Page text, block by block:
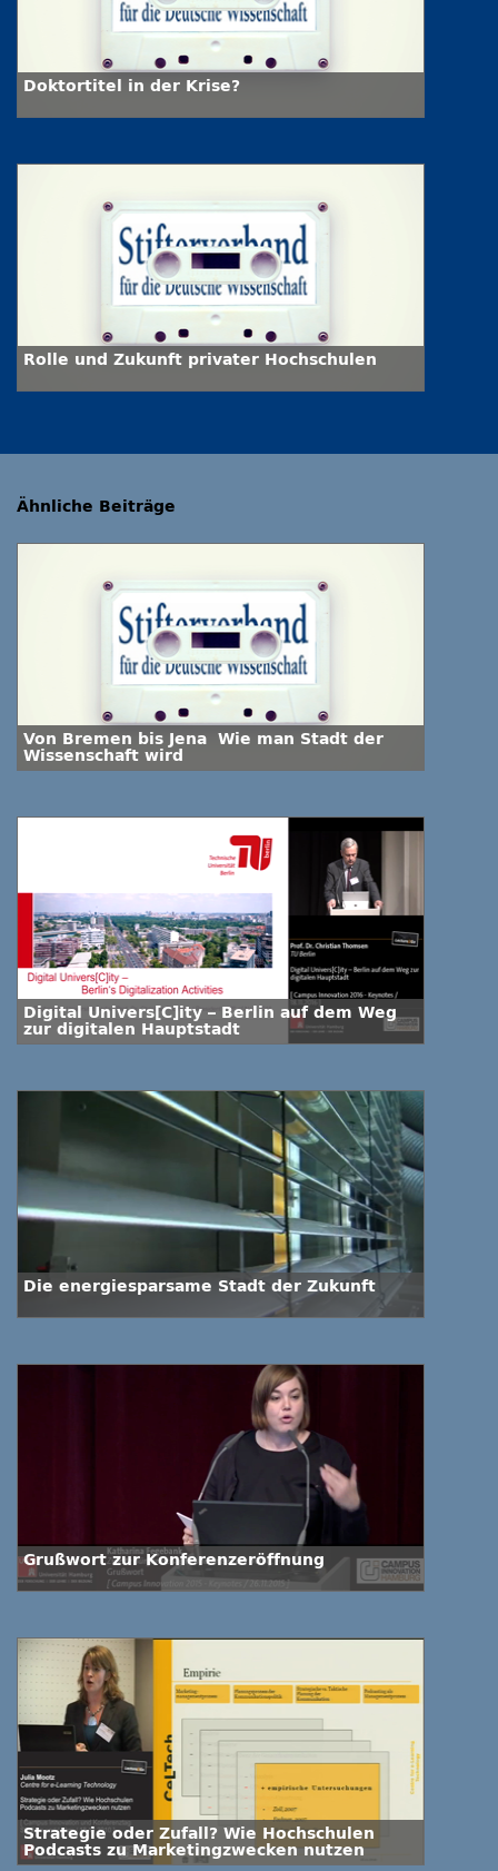
Doktortitel in der Krise?
Rolle und Zukunft privater Hochschulen
Ähnliche Beiträge
Von Bremen bis Jena  Wie man Stadt der
Wissenschaft wird
Digital Univers[C]ity – Berlin auf dem Weg
zur digitalen Hauptstadt
Die energiesparsame Stadt der Zukunft
Grußwort zur Konferenzeröffnung
Strategie oder Zufall? Wie Hochschulen
Podcasts zu Marketingzwecken nutzen